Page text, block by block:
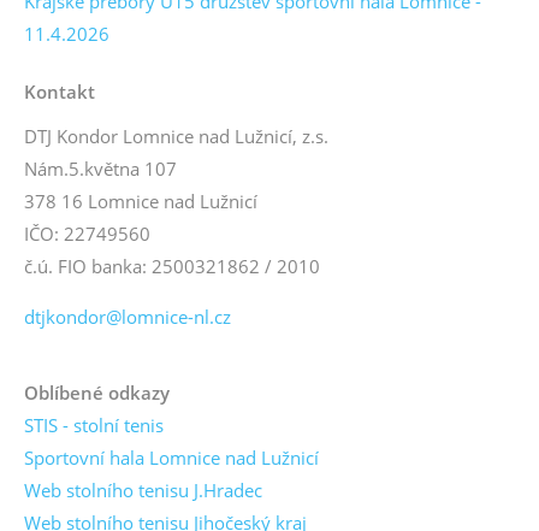
11.4.2026
Kontakt
DTJ Kondor Lomnice nad Lužnicí, z.s.
Nám.5.května 107
378 16 Lomnice nad Lužnicí
IČO: 22749560
č.ú. FIO banka: 2500321862 / 2010
dtjkondor@lomnice-nl.cz
Oblíbené odkazy
STIS - stolní tenis
Sportovní hala Lomnice nad Lužnicí
Web stolního tenisu J.Hradec
Web stolního tenisu Jihočeský kraj